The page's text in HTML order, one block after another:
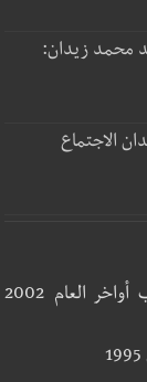
محمد زيدان:
الاجتماع
أول صحيفة اليكترونية صدرت في صيدا والجنوب أواخر العام 2002